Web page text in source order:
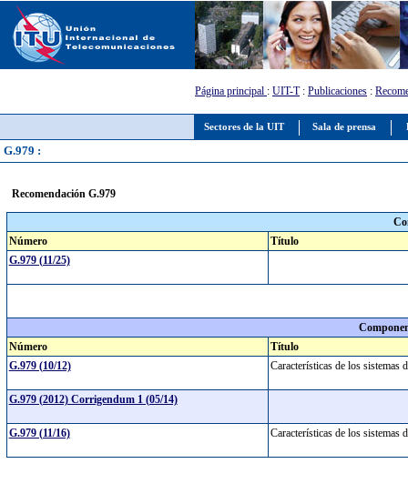
Sectores de la UIT Sala de prensa
Página principal : UIT-T: Publicaciones :
G.979 :
Recomendación G.979
Número
Título
G.979 (11/25)
Número
Título
G.979 (10/12)
Características de los sistemas
G.979 (2012) Corrigendum 1 (05/14)
G.979 (11/16) Características de los sistemas